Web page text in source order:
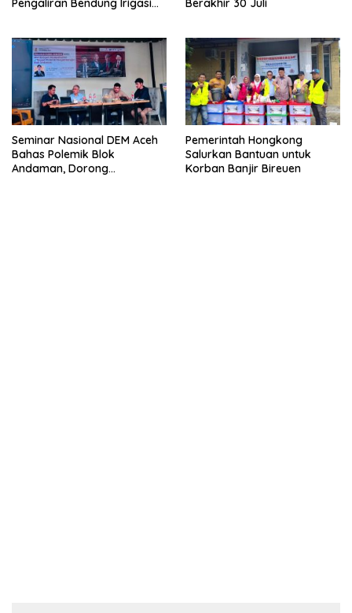
Pengaliran Bendung Irigasi
Berakhir 30 Juli
Seminar Nasional DEM Aceh
Bahas Polemik Blok
Andaman, Dorong
Pemerintah Hongkong
Salurkan Bantuan untuk
Korban Banjir Bireuen